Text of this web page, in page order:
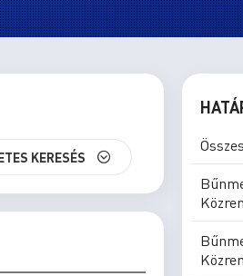
KERESÉS